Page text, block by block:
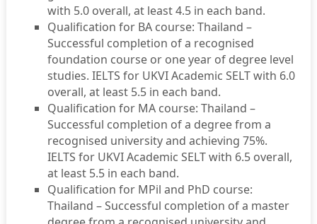
with 5.0 overall, at least 4.5 in each band.
Qualification for BA course: Thailand –
Successful completion of a recognised
foundation course or one year of degree level
studies. IELTS for UKVI Academic SELT with 6.0
overall, at least 5.5 in each band.
Qualification for MA course: Thailand –
Successful completion of a degree from a
recognised university and achieving 75%.
IELTS for UKVI Academic SELT with 6.5 overall,
at least 5.5 in each band.
Qualification for MPil and PhD course:
Thailand – Successful completion of a master